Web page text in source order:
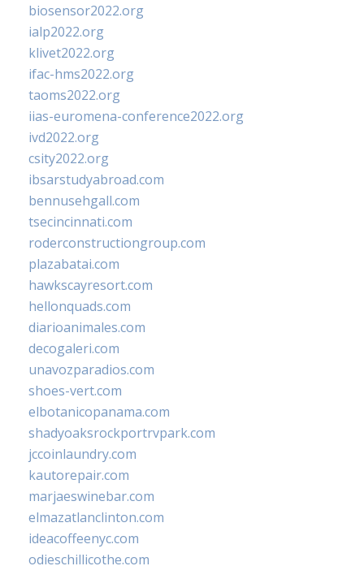
biosensor2022.org
ialp2022.org
klivet2022.org
ifac-hms2022.org
taoms2022.org
iias-euromena-conference2022.org
ivd2022.org
csity2022.org
ibsarstudyabroad.com
bennusehgall.com
tsecincinnati.com
roderconstructiongroup.com
plazabatai.com
hawkscayresort.com
hellonquads.com
diarioanimales.com
decogaleri.com
unavozparadios.com
shoes-vert.com
elbotanicopanama.com
shadyoaksrockportrvpark.com
jccoinlaundry.com
kautorepair.com
marjaeswinebar.com
elmazatlanclinton.com
ideacoffeenyc.com
odieschillicothe.com